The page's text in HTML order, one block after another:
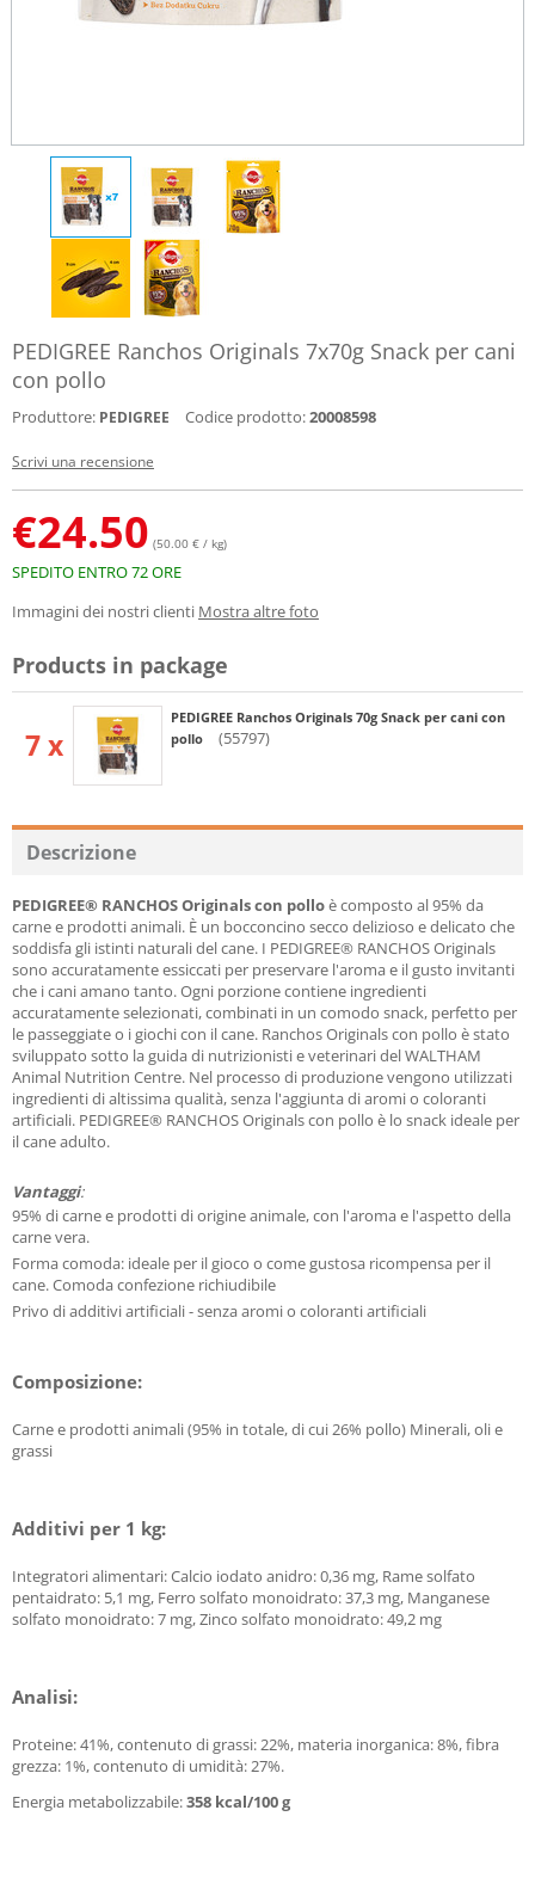
PEDIGREE Ranchos Originals 7x70g Snack per cani
con pollo
Produttore: PEDIGREE Codice prodotto:20008598
Scrivi una recensione
€24.50 (50.00 € / kg)
SPEDITO ENTRO 72 ORE
Immagini dei nostri clienti Mostra altre foto
Products in package
7 x
PEDIGREE Ranchos Originals 70g Snack per cani con
pollo
(55797)
Descrizione
PEDIGREE® RANCHOS Originals con polloè composto al 95% da
carne e prodotti animali. È un bocconcino secco delizioso e delicato che
soddisfa gli istinti naturali del cane. I PEDIGREE® RANCHOS Originals
sono accuratamente essiccati per preservare l'aroma e il gusto invitanti
che i cani amano tanto. Ogni porzione contiene ingredienti
accuratamente selezionati, combinati in un comodo snack, perfetto per
le passeggiate o i giochi con il cane. Ranchos Originals con pollo è stato
sviluppato sotto la guida di nutrizionisti e veterinari del WALTHAM
Animal Nutrition Centre. Nel processo di produzione vengono utilizzati
ingredienti di altissima qualità, senza l'aggiunta di aromi o coloranti
artificiali. PEDIGREE® RANCHOS Originals con pollo è lo snack ideale per
il cane adulto.
Vantaggi:
95% di carne e prodotti di origine animale, con l'aroma e l'aspetto della
carne vera.
Forma comoda: ideale per il gioco o come gustosa ricompensa per il
cane. Comoda confezione richiudibile
Privo di additivi artificiali - senza aromi o coloranti artificiali
Composizione:
Carne e prodotti animali (95% in totale, di cui 26% pollo) Minerali, oli e
grassi
Additivi per 1 kg:
Integratori alimentari: Calcio iodato anidro: 0,36 mg, Rame solfato
pentaidrato: 5,1 mg, Ferro solfato monoidrato: 37,3 mg, Manganese
solfato monoidrato: 7 mg, Zinco solfato monoidrato: 49,2 mg
Analisi:
Proteine: 41%, contenuto di grassi: 22%, materia inorganica: 8%, fibra
grezza: 1%, contenuto di umidità: 27%.
Energia metabolizzabile:358 kcal/100 g